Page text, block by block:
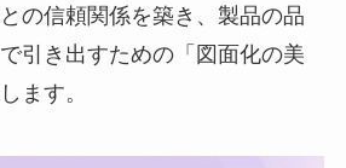
の信頼関係を築き、製品の品
引き出すための「図面化の美
ます。